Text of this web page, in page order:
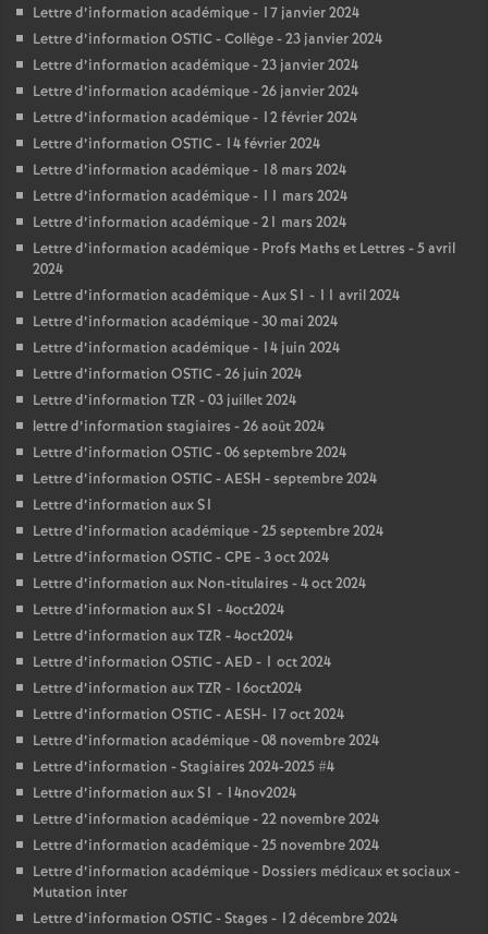
Lettre d’information académique - 17 janvier 2024
Lettre d’information OSTIC - Collège - 23 janvier 2024
Lettre d’information académique - 23 janvier 2024
Lettre d’information académique - 26 janvier 2024
Lettre d’information académique - 12 février 2024
Lettre d’information OSTIC - 14 février 2024
Lettre d’information académique - 18 mars 2024
Lettre d’information académique - 11 mars 2024
Lettre d’information académique - 21 mars 2024
Lettre d’information académique - Profs Maths et Lettres - 5 avril
2024
Lettre d’information académique - Aux S1 - 11 avril 2024
Lettre d’information académique - 30 mai 2024
Lettre d’information académique - 14 juin 2024
Lettre d’information OSTIC - 26 juin 2024
Lettre d’information TZR - 03 juillet 2024
lettre d’information stagiaires - 26 août 2024
Lettre d’information OSTIC - 06 septembre 2024
Lettre d’information OSTIC - AESH - septembre 2024
Lettre d’information aux S1
Lettre d’information académique - 25 septembre 2024
Lettre d’information OSTIC - CPE - 3 oct 2024
Lettre d’information aux Non-titulaires - 4 oct 2024
Lettre d’information aux S1 - 4oct2024
Lettre d’information aux TZR - 4oct2024
Lettre d’information OSTIC - AED - 1 oct 2024
Lettre d’information aux TZR - 16oct2024
Lettre d’information OSTIC - AESH- 17 oct 2024
Lettre d’information académique - 08 novembre 2024
Lettre d’information - Stagiaires 2024-2025 #4
Lettre d’information aux S1 - 14nov2024
Lettre d’information académique - 22 novembre 2024
Lettre d’information académique - 25 novembre 2024
Lettre d’information académique - Dossiers médicaux et sociaux -
Mutation inter
Lettre d’information OSTIC - Stages - 12 décembre 2024